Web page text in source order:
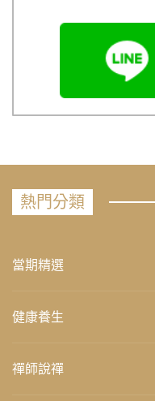
熱門分類
當期精選
健康養生
禪師說禪